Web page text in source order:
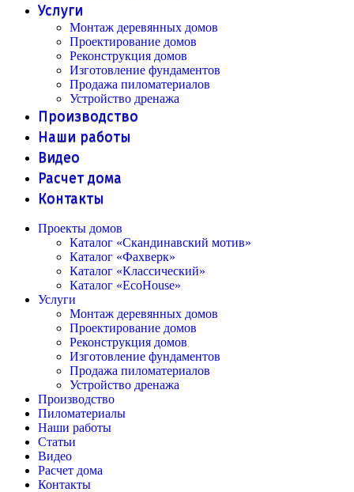
Услуги
Монтаж деревянных домов
Проектирование домов
Реконструкция домов
Изготовление фундаментов
Продажа пиломатериалов
Устройство дренажа
Производство
Наши работы
Видео
Расчет дома
Контакты
Проекты домов
Каталог «Скандинавский мотив»
Каталог «Фахверк»
Каталог «Классический»
Каталог «EcoHouse»
Услуги
Монтаж деревянных домов
Проектирование домов
Реконструкция домов
Изготовление фундаментов
Продажа пиломатериалов
Устройство дренажа
Производство
Пиломатериалы
Наши работы
Статьи
Видео
Расчет дома
Контакты